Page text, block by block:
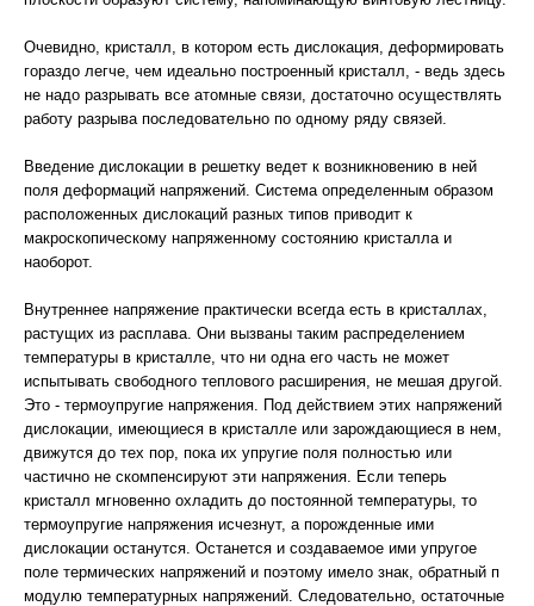
Очевидно, кристалл, в котором есть дислокация, деформировать
гораздо легче, чем идеально построенный кристалл, - ведь здесь
не надо разрывать все атомные связи, достаточно осуществлять
работу разрыва последовательно по одному ряду связей.
Введение дислокации в решетку ведет к возникновению в ней
поля деформаций напряжений. Система определенным образом
расположенных дислокаций разных типов приводит к
макроскопическому напряженному состоянию кристалла и
наоборот.
Внутреннее напряжение практически всегда есть в кристаллах,
растущих из расплава. Они вызваны таким распределением
температуры в кристалле, что ни одна его часть не может
испытывать свободного теплового расширения, не мешая другой.
Это - термоупругие напряжения. Под действием этих напряжений
дислокации, имеющиеся в кристалле или зарождающиеся в нем,
движутся до тех пор, пока их упругие поля полностью или
частично не скомпенсируют эти напряжения. Если теперь
кристалл мгновенно охладить до постоянной температуры, то
термоупругие напряжения исчезнут, а порожденные ими
дислокации останутся. Останется и создаваемое ими упругое
поле термических напряжений и поэтому имело знак, обратный п
модулю температурных напряжений. Следовательно, остаточные